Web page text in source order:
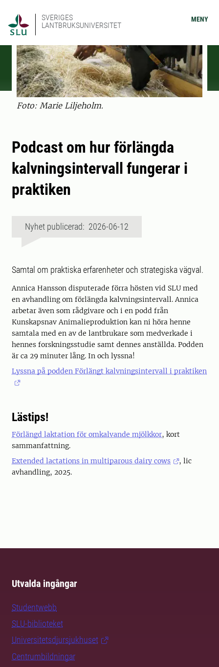
SVERIGES
LANTBRUKSUNIVERSITET
MENY
Foto: Marie Liljeholm.
Podcast om hur förlängda
kalvningsintervall fungerar i
praktiken
Nyhet publicerad: 2026-06-12
Samtal om praktiska erfarenheter och strategiska vägval.
Annica Hansson disputerade förra hösten vid SLU med
en avhandling om förlängda kalvningsintervall. Annica
arbetar även som rådgivare och i en podd från
Kunskapsnav Animalieproduktion kan ni höra henne
samtala med en av de lantbrukare som medverkade i
hennes forskningsstudie samt dennes anställda. Podden
är ca 29 minuter lång. In och lyssna!
Lyssna på podden Förlängt kalvningsintervall i praktiken
Lästips!
Förlängd laktation för omkalvande mjölkkor, kort
sammanfattning.
Extended lactations in multiparous dairy cows
, lic
avhandling, 2025.
Utvalda ingångar
Studentwebb
SLU-biblioteket
Universitetsdjursjukhuset
Centrumbildningar